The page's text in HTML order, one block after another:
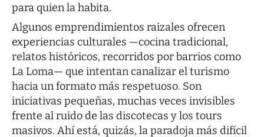
para quien la habita.
Algunos emprendimientos raizales ofrecen
experiencias culturales —cocina tradicional,
relatos históricos, recorridos por barrios como
La Loma— que intentan canalizar el turismo
hacia un formato más respetuoso. Son
iniciativas pequeñas, muchas veces invisibles
frente al ruido de las discotecas y los tours
masivos. Ahí está, quizás, la paradoja más difícil